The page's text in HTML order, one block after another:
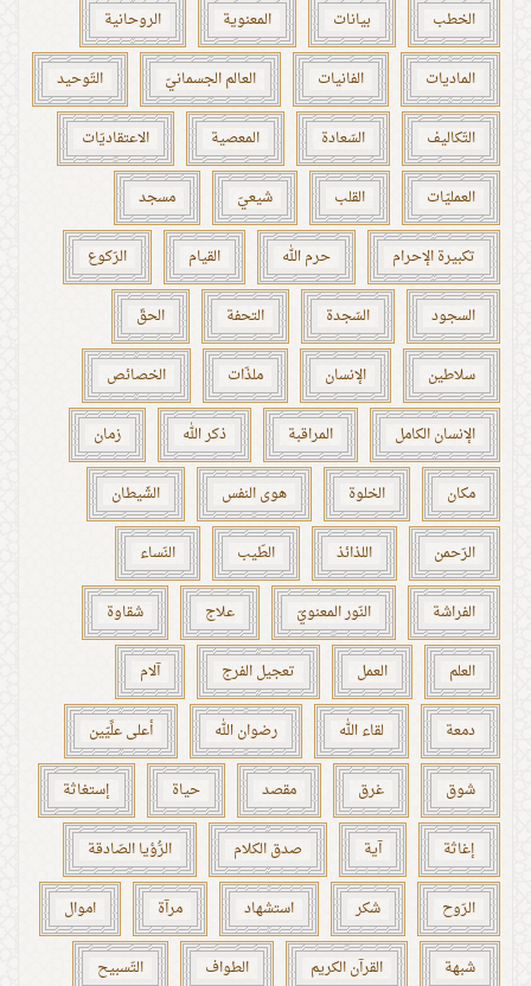
الخطب بيانات المعنوية الروحانية
الماديات الفانيات العالم الجسمانيّ التّوحيد
التّكاليف السّعادة المعصية الاعتقاديّات
العمليّات القلب شيعيّ مسجد
تكبيرة الإحرام حرم الله القيام الرّكوع
السجود السّجدة التحفة الحقّ
سلاطين الإنسان ملذّات الخصائص
الإنسان الكامل المراقبة ذكر الله زمان
مكان الخلوة هوى النفس الشّيطان
الرّحمن اللذائذ الطّيب النّساء
الفراشة النّور المعنويّ علاج شقاوة
العلم العمل تعجيل الفرج آلام
دمعة لقاء الله رضوان الله أعلى علِّيّين
شوق غرق مقصد حياة إستغاثة
إغاثة آية صدق الكلام الرُّؤيا الصّادقة
الرّوح شكر استشهاد مرآة اموال
شبهة القرآن الكريم الطواف التّسبيح